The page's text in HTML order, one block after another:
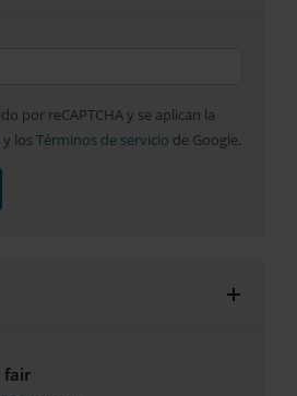
por reCAPTCHA y se aplican la
y los Términos de servicio de Google.
fair